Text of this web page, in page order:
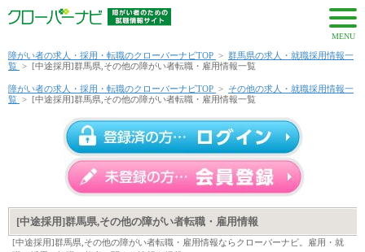
MENU
障がい者の求人・採用・転職のクローバーナビTOP > 群馬県の求人・就職採用情報一
覧 > [中途採用]群馬県,その他の障がい者転職・雇用情報一覧
障がい者の求人・採用・転職のクローバーナビTOP > その他の求人・就職採用情報一
覧 > [中途採用]群馬県,その他の障がい者転職・雇用情報一覧
[中途採用]群馬県,その他の障がい者転職・雇用情報
[中途採用]群馬県,その他の障がい者転職・雇用情報ならクローバーナビ。雇用・就